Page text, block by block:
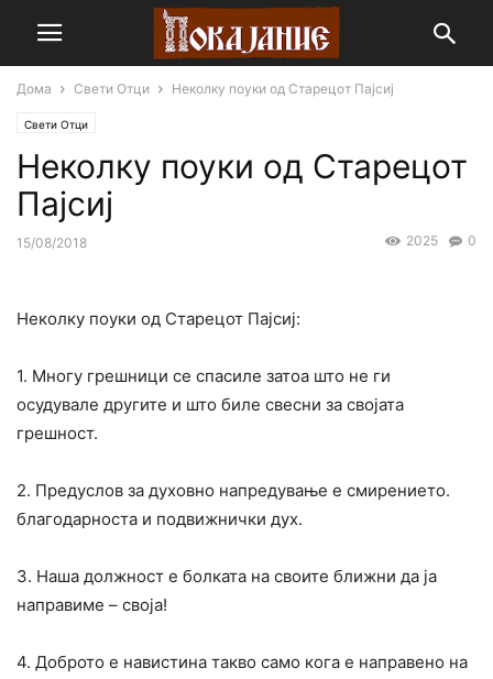
Дома Свети Отци Неколку поуки од Старецот Пајсиj
Свети Отци
Неколку поуки од Старецот
Пајсиj
15/08/2018 0
2025
Неколку поуки од Старецот Пајсиј:
1. Многу грешници се спасиле затоа што не ги
осудувале другите и што биле свесни за својата
грешност.
2. Предуслов за духовно напредување е смирението.
благодарноста и подвижнички дух.
3. Наша должност е болката на своите ближни да ја
направиме – своја!
4. Доброто е навистина такво само кога е направено на